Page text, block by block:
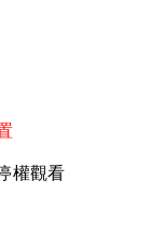
權觀看